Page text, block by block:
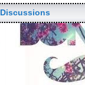
Discussions